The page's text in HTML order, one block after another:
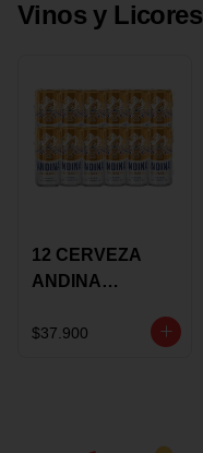
Vinos y Licores
12 CERVEZA
ANDINA
LATON
$37.900